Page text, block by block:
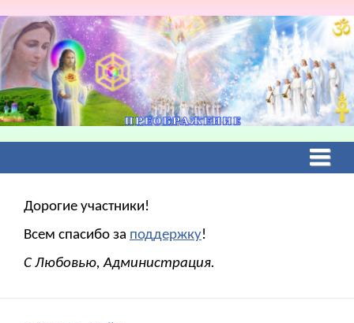
Дорогие участники!
Всем спасибо за поддержку!
С Любовью, Администрация.